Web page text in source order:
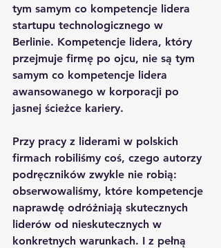
tym samym co kompetencje lidera
startupu technologicznego w
Berlinie. Kompetencje lidera, który
przejmuje firmę po ojcu, nie są tym
samym co kompetencje lidera
awansowanego w korporacji po
jasnej ścieżce kariery.
Przy pracy z liderami w polskich
firmach robiliśmy coś, czego autorzy
podręczników zwykle nie robią:
obserwowaliśmy, które kompetencje
naprawdę odróżniają skutecznych
liderów od nieskutecznych w
konkretnych warunkach. I z pełną